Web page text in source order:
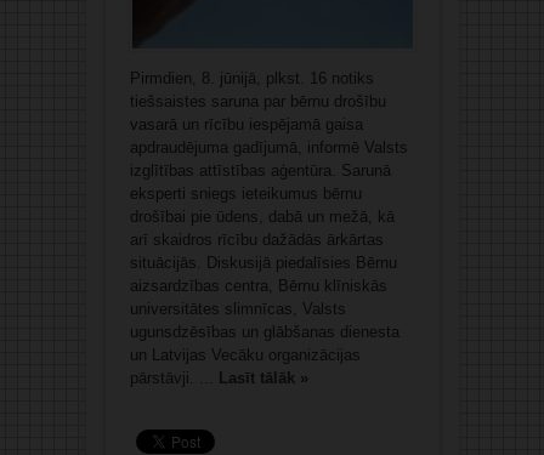
Pirmdien, 8. jūnijā, plkst. 16 notiks
tiešsaistes saruna par bērnu drošību
vasarā un rīcību iespējamā gaisa
apdraudējuma gadījumā, informē Valsts
izglītības attīstības aģentūra. Sarunā
eksperti sniegs ieteikumus bērnu
drošībai pie ūdens, dabā un mežā, kā
arī skaidros rīcību dažādās ārkārtas
situācijās. Diskusijā piedalīsies Bērnu
aizsardzības centra, Bērnu klīniskās
universitātes slimnīcas, Valsts
ugunsdzēsības un glābšanas dienesta
un Latvijas Vecāku organizācijas
pārstāvji. ... Lasīt tālāk »